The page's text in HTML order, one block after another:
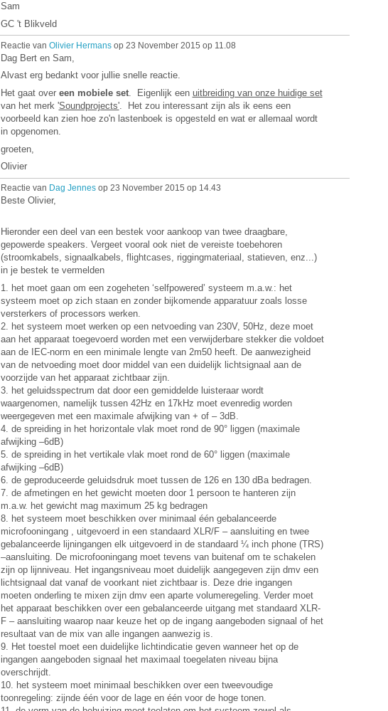
Sam
GC 't Blikveld
Reactie van Olivier Hermansop 23 November 2015 op 11.08
Dag Bert en Sam,
Alvast erg bedankt voor jullie snelle reactie.
Het gaat over een mobiele set. Eigenlijk een uitbreiding van onze huidige set
van het merk 'Soundprojects'. Het zou interessant zijn als ik eens een
voorbeeld kan zien hoe zo'n lastenboek is opgesteld en wat er allemaal wordt
in opgenomen.
groeten,
Olivier
Reactie van Dag Jennesop 23 November 2015 op 14.43
Beste Olivier,
Hieronder een deel van een bestek voor aankoop van twee draagbare,
gepowerde speakers. Vergeet vooral ook niet de vereiste toebehoren
(stroomkabels, signaalkabels, flightcases, riggingmateriaal, statieven, enz...)
in je bestek te vermelden
1. het moet gaan om een zogeheten ‘selfpowered’ systeem m.a.w.: het
systeem moet op zich staan en zonder bijkomende apparatuur zoals losse
versterkers of processors werken.
2. het systeem moet werken op een netvoeding van 230V, 50Hz, deze moet
aan het apparaat toegevoerd worden met een verwijderbare stekker die voldoet
aan de IEC-norm en een minimale lengte van 2m50 heeft. De aanwezigheid
van de netvoeding moet door middel van een duidelijk lichtsignaal aan de
voorzijde van het apparaat zichtbaar zijn.
3. het geluidsspectrum dat door een gemiddelde luisteraar wordt
waargenomen, namelijk tussen 42Hz en 17kHz moet evenredig worden
weergegeven met een maximale afwijking van + of – 3dB.
4. de spreiding in het horizontale vlak moet rond de 90° liggen (maximale
afwijking –6dB)
5. de spreiding in het vertikale vlak moet rond de 60° liggen (maximale
afwijking –6dB)
6. de geproduceerde geluidsdruk moet tussen de 126 en 130 dBa bedragen.
7. de afmetingen en het gewicht moeten door 1 persoon te hanteren zijn
m.a.w. het gewicht mag maximum 25 kg bedragen
8. het systeem moet beschikken over minimaal één gebalanceerde
microfooningang , uitgevoerd in een standaard XLR/F – aansluiting en twee
gebalanceerde lijningangen elk uitgevoerd in de standaard ¼ inch phone (TRS)
–aansluiting. De microfooningang moet tevens van buitenaf om te schakelen
zijn op lijnniveau. Het ingangsniveau moet duidelijk aangegeven zijn dmv een
lichtsignaal dat vanaf de voorkant niet zichtbaar is. Deze drie ingangen
moeten onderling te mixen zijn dmv een aparte volumeregeling. Verder moet
het apparaat beschikken over een gebalanceerde uitgang met standaard XLR-
F – aansluiting waarop naar keuze het op de ingang aangeboden signaal of het
resultaat van de mix van alle ingangen aanwezig is.
9. Het toestel moet een duidelijke lichtindicatie geven wanneer het op de
ingangen aangeboden signaal het maximaal toegelaten niveau bijna
overschrijdt.
10. het systeem moet minimaal beschikken over een tweevoudige
toonregeling: zijnde één voor de lage en één voor de hoge tonen.